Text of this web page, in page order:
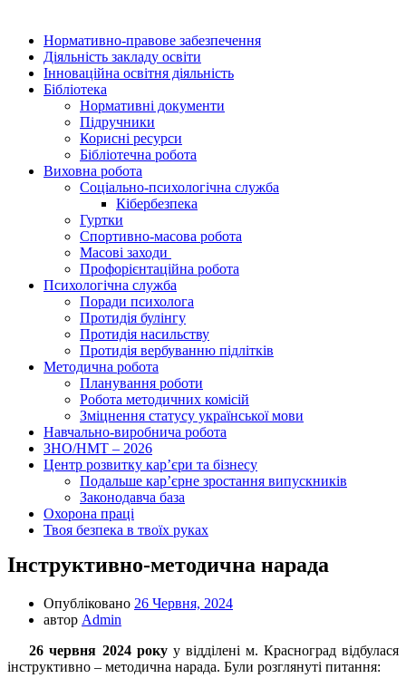
Нормативно-правове забезпечення
Діяльність закладу освіти
Інноваційна освітня діяльність
Бібліотека
Нормативні документи
Підручники
Корисні ресурси
Бібліотечна робота
Виховна робота
Соціально-психологічна служба
Кібербезпека
Гуртки
Спортивно-масова робота
Масові заходи
Профорієнтаційна робота
Психологічна служба
Поради психолога
Протидія булінгу
Протидія насильству
Протидія вербуванню підлітків
Методична робота
Планування роботи
Робота методичних комісій
Зміцнення статусу української мови
Навчально-виробнича робота
ЗНО/НМТ – 2026
Центр розвитку кар’єри та бізнесу
Подальше кар’єрне зростання випускників
Законодавча база
Охорона праці
Твоя безпека в твоїх руках
Інструктивно-методична нарада
Опубліковано 26 Червня, 2024
автор Admin
26 червня 2024 року у відділені м. Красноград відбулася
інструктивно – методична нарада. Були розглянуті питання: